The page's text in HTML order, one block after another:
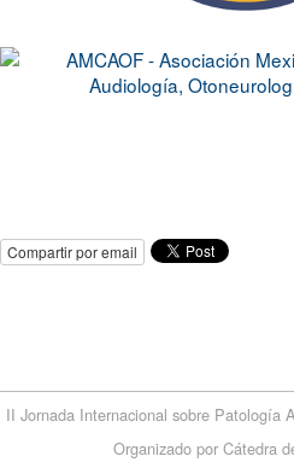
Compartir por email
II Jornada Internacional sobre Patología
Organizado por Cátedra